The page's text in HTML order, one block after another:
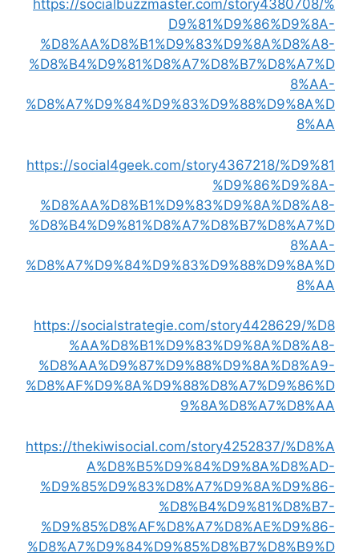
https://socialbuzzmaster.com/story4380708/%
D9%81%D9%86%D9%8A-
%D8%AA%D8%B1%D9%83%D9%8A%D8%A8-
%D8%B4%D9%81%D8%A7%D8%B7%D8%A7%D
8%AA-
%D8%A7%D9%84%D9%83%D9%88%D9%8A%D
8%AA
https://social4geek.com/story4367218/%D9%81
%D9%86%D9%8A-
%D8%AA%D8%B1%D9%83%D9%8A%D8%A8-
%D8%B4%D9%81%D8%A7%D8%B7%D8%A7%D
8%AA-
%D8%A7%D9%84%D9%83%D9%88%D9%8A%D
8%AA
https://socialstrategie.com/story4428629/%D8
%AA%D8%B1%D9%83%D9%8A%D8%A8-
%D8%AA%D9%87%D9%88%D9%8A%D8%A9-
%D8%AF%D9%8A%D9%88%D8%A7%D9%86%D
9%8A%D8%A7%D8%AA
https://thekiwisocial.com/story4252837/%D8%A
A%D8%B5%D9%84%D9%8A%D8%AD-
%D9%85%D9%83%D8%A7%D9%8A%D9%86-
%D8%B4%D9%81%D8%B7-
%D9%85%D8%AF%D8%A7%D8%AE%D9%86-
%D8%A7%D9%84%D9%85%D8%B7%D8%B9%D